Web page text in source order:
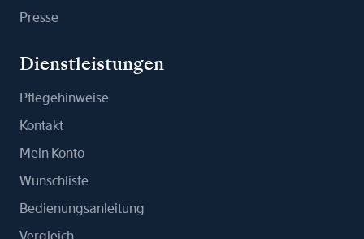
Presse
Dienstleistungen
Pflegehinweise
Kontakt
Mein Konto
Wunschliste
Bedienungsanleitung